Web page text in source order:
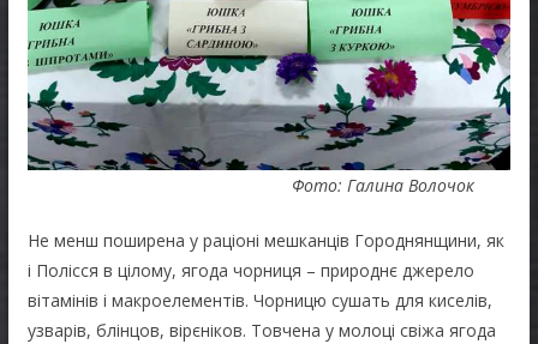
Фото: Галина Волочок
Не менш поширена у раціоні мешканців Городнянщини, як
і Полісся в цілому, ягода чорниця – природнє джерело
вітамінів і макроелементів. Чорницю сушать для киселів,
узварів, блінцов, вірєніков. Товчена у молоці свіжа ягода